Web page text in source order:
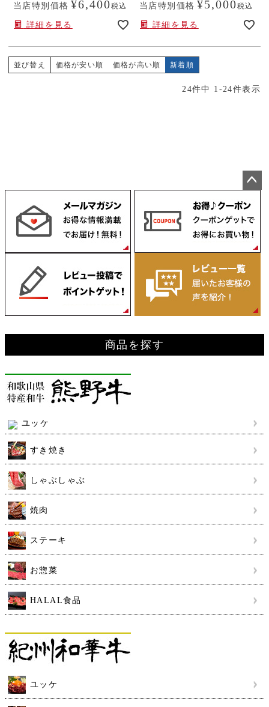
当店特別価格 ¥6,400税込
詳細を見る
当店特別価格 ¥5,000税込
詳細を見る
並び替え 価格が安い順 価格が高い順 新着順
24件中 1 -24件表示
ジト
ップ
へ
商品を探す
ユッケ
すき焼き
しゃぶしゃぶ
焼肉
ステーキ
お惣菜
HALAL食品
ユッケ